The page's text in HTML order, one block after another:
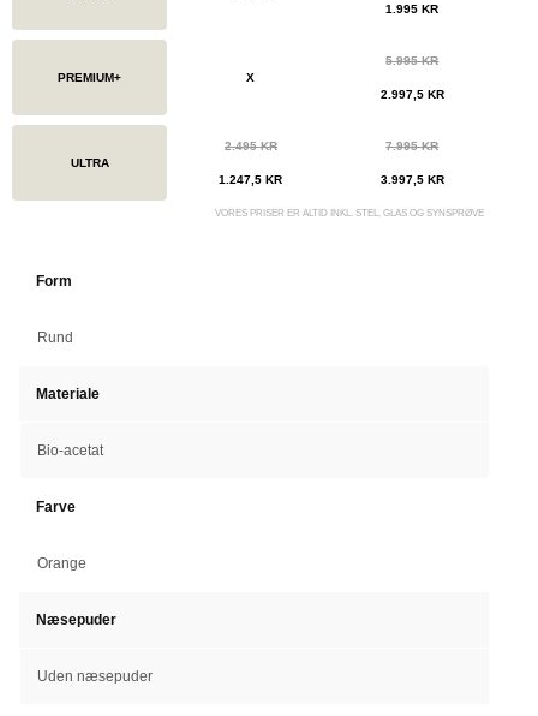
1.995 KR
PREMIUM+ X
5.995 KR
2.997,5 KR
ULTRA
2.495 KR
1.247,5 KR
7.995 KR
3.997,5 KR
VORES PRISER ER ALTID INKL. STEL, GLAS OG SYNSPRØVE
Form
Rund
Materiale
Bio-acetat
Farve
Orange
Næsepuder
Uden næsepuder